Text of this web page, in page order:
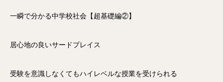
一瞬で分かる中学校社会【超基礎編②】
居心地の良いサードプレイス
受験を意識しなくてもハイレベルな授業を受けられる